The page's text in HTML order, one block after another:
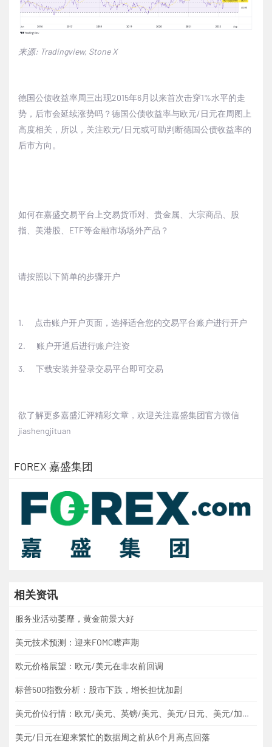
来源: Tradingview, Stone X
德国公债收益率周三出现2015年6月以来首次击穿1%水平的走
势，后市会延续涨势吗？德国公债收益率与欧元/日元在周图上
高度相关，所以，关注欧元/日元或可助判断德国公债收益率的
后市方向。
如何在嘉盛交易平台上交易货币对、贵金属、大宗商品、股
指、美港股、 ETF等金融市场场外产品？
请按照以下简单的步骤开户
1. 点击账户开户页面 ，选择适合您的交易平台账户进行开户
2. 账户开通后进行账户注资
3. 下载安装并登录交易平台即可交易
欲了解更多嘉盛汇评精彩文章，欢迎关注嘉盛集团官方微信
jiashengjituan
FOREX 嘉盛集团
相关资讯
服务业活动萎靡，黄金前景大好
美元技术预测：迎来FOMC噤声期
欧元价格展望：欧元/美元在非农前回调
标普500指数分析：股市下跌，增长担忧加剧
美元价位行情：欧元/美元、英镑/美元、美元/日元、美元/加元、黄金
美元/日元在迎来繁忙的数据周之前从6个月高点回落